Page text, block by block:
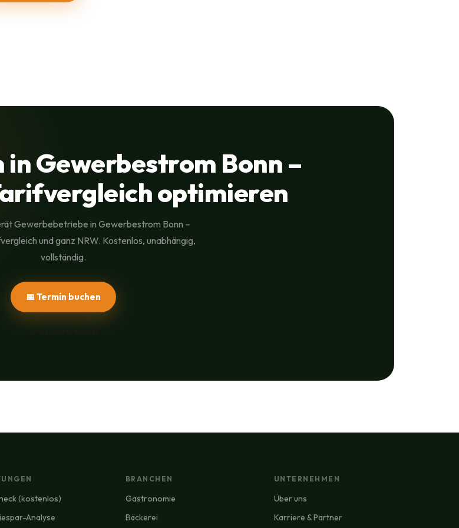
Gewerbestrom Bonn –
optimieren
Gewerbebetriebe in Gewerbestrom Bonn –
und ganz NRW. Kostenlos, unabhängig,
vollständig.
📅 Termin buchen
(kostenlos)
Analyse
BRANCHEN
Gastronomie
Bäckerei
UNTERNEHMEN
Über uns
Karriere & Partner